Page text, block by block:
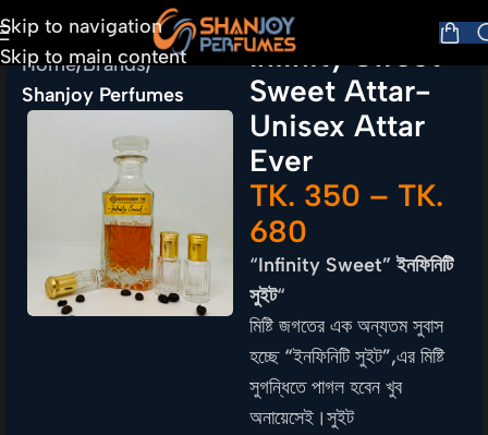
Skip to navigation
Skip to main content
Home Brands
Shanjoy Perfumes
Infinity Sweet
Sweet Attar-
Unisex Attar
Ever
TK. 350 – TK.
680
“Infinity Sweet” ইনফিনিটি
সুইট“
মিষ্টি জগতের এক অন্যতম সুবাস
হচ্ছে “ইনফিনিটি সুইট”,এর মিষ্টি
সুগন্ধিতে পাগল হবেন খুব
অনায়েসেই।সুইট